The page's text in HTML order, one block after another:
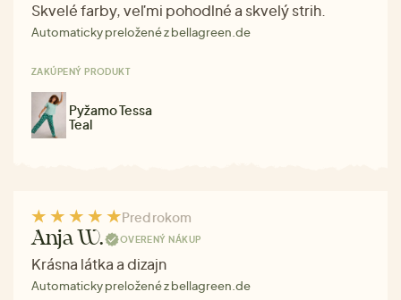
Skvelé farby, veľmi pohodlné a skvelý strih.
Automaticky preložené z bellagreen.de
ZAKÚPENÝ PRODUKT
Pyžamo Tessa
Teal
Pred rokom
Anja W. OVERENÝ NÁKUP
Krásna látka a dizajn
Automaticky preložené z bellagreen.de